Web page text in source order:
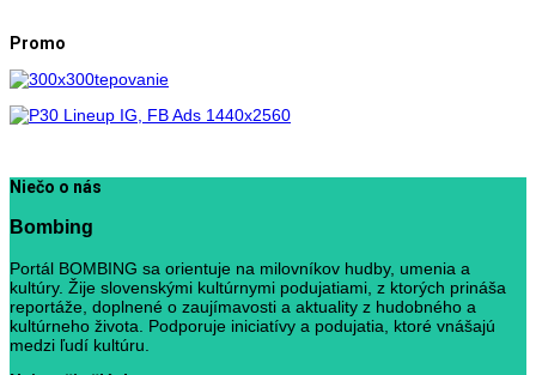
Promo
Niečo o nás
Bombing
Portál BOMBING sa orientuje na milovníkov hudby, umenia a
kultúry. Žije slovenskými kultúrnymi podujatiami, z ktorých prináša
reportáže, doplnené o zaujímavosti a aktuality z hudobného a
kultúrneho života. Podporuje iniciatívy a podujatia, ktoré vnášajú
medzi ľudí kultúru.